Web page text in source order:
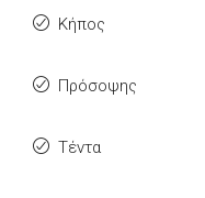
Κήπος
Πρόσοψης
Τέντα